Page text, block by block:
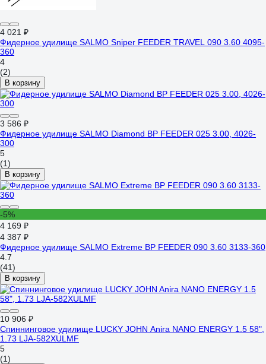
4 021 ₽
Фидерное удилище SALMO Sniper FEEDER TRAVEL 090 3.60 4095-
360
4
(2)
В корзину
3 586 ₽
Фидерное удилище SALMO Diamond BP FEEDER 025 3.00, 4026-
300
5
(1)
В корзину
-5%
4 169 ₽
4 387 ₽
Фидерное удилище SALMO Extreme BP FEEDER 090 3.60 3133-360
4.7
(41)
В корзину
10 906 ₽
Спиннинговое удилище LUCKY JOHN Anira NANO ENERGY 1.5 58",
1.73 LJA-582XULMF
5
(1)